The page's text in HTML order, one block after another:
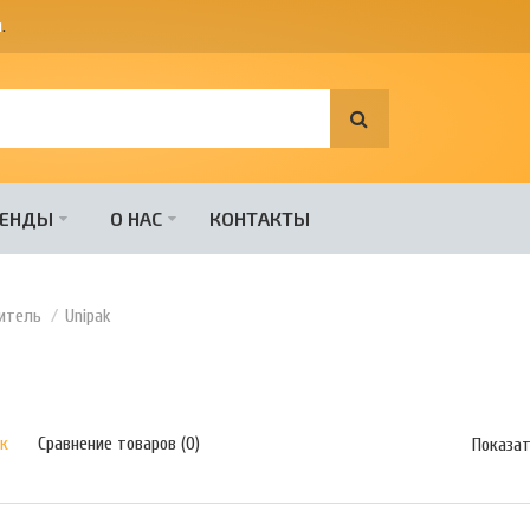
.
О НАС КОНТАКТЫ
Unipak
Сравнение товаров (0)